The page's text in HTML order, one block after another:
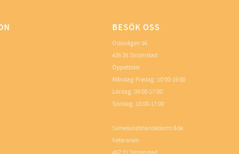
BESÖK OSS
Oslovägen 56
435 35 Strömstad
Öppettider
Måndag-Fredag: 10:00-19:00
Lördag: 09:00-17:00
Söndag: 10:00-17:00
Svinesundshandelsområde
Veteranen